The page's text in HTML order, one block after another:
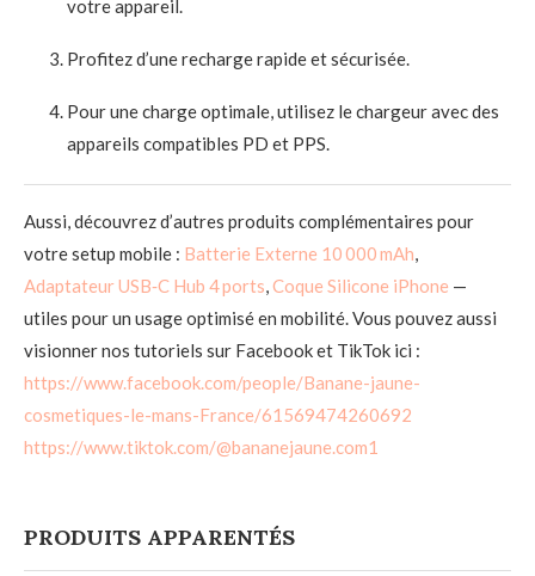
votre appareil.
Profitez d’une recharge rapide et sécurisée.
Pour une charge optimale, utilisez le chargeur avec des
appareils compatibles PD et PPS.
Aussi, découvrez d’autres produits complémentaires pour
votre setup mobile : Batterie Externe 10 000 mAh,
Adaptateur USB‑C Hub 4 ports,Coque Silicone iPhone —
utiles pour un usage optimisé en mobilité. Vous pouvez aussi
visionner nos tutoriels sur Facebook et TikTok ici :
https://www.facebook.com/people/Banane-jaune-
cosmetiques-le-mans-France/61569474260692
https://www.tiktok.com/@bananejaune.com1
PRODUITS APPARENTÉS